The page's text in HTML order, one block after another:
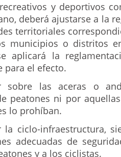
y deportivos
deberá ajustarse a la
territoriales
municipios o distritos
aplicará la
para el efecto.
las aceras o
peatones ni por
lo prohíban.
ciclo-infraestructura,
adecuadas de
y a los ciclistas.